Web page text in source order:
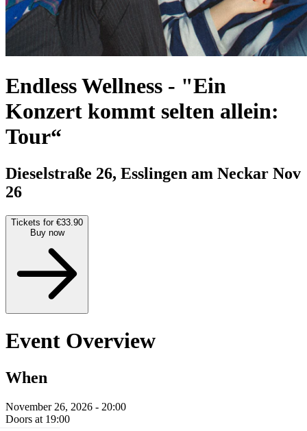
Endless Wellness - "Ein
Konzert kommt selten allein:
Tour“
Dieselstraße 26, Esslingen am Neckar Nov
26
Tickets for €33.90
Buy now
Event Overview
When
November 26, 2026 - 20:00
Doors at 19:00